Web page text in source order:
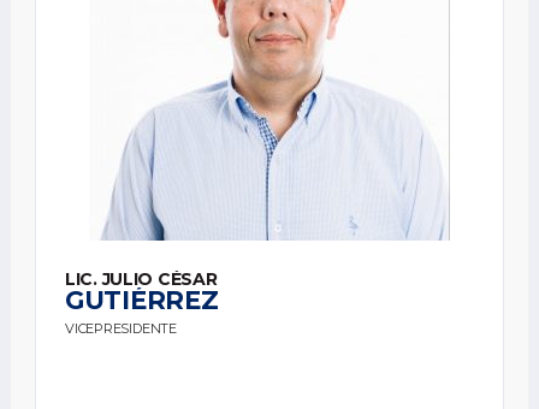
LIC. JULIO CÉSAR
GUTIÉRREZ
VICEPRESIDENTE